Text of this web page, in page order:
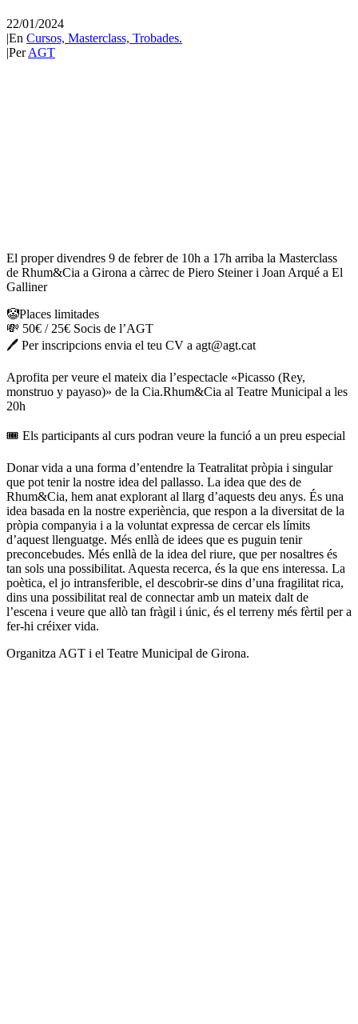
22/01/2024
|En Cursos, Masterclass, Trobades.
|PerAGT
El proper divendres 9 de febrer de 10h a 17h arriba la Masterclass
de Rhum&Cia a Girona a càrrec de Piero Steiner i Joan Arqué a El
Galliner
🤡Places limitades
💸 50€ / 25€ Socis de l’AGT
🖊️ Per inscripcions envia el teu CV a agt@agt.cat
Aprofita per veure el mateix dia l’espectacle «Picasso (Rey,
monstruo y payaso)» de la Cia.Rhum&Cia al Teatre Municipal a les
20h
🎟️ Els participants al curs podran veure la funció a un preu especial
Donar vida a una forma d’entendre la Teatralitat pròpia i singular
que pot tenir la nostre idea del pallasso. La idea que des de
Rhum&Cia, hem anat explorant al llarg d’aquests deu anys. És una
idea basada en la nostre experiència, que respon a la diversitat de la
pròpia companyia i a la voluntat expressa de cercar els límits
d’aquest llenguatge. Més enllà de idees que es puguin tenir
preconcebudes. Més enllà de la idea del riure, que per nosaltres és
tan sols una possibilitat. Aquesta recerca, és la que ens interessa. La
poètica, el jo intransferible, el descobrir-se dins d’una fragilitat rica,
dins una possibilitat real de connectar amb un mateix dalt de
l’escena i veure que allò tan fràgil i únic, és el terreny més fèrtil per a
fer-hi créixer vida.
Organitza AGT i el Teatre Municipal de Girona.